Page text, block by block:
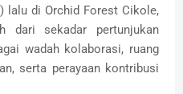
lalu di Orchid Forest Cikole,
dari sekadar pertunjukan
wadah kolaborasi, ruang
serta perayaan kontribusi